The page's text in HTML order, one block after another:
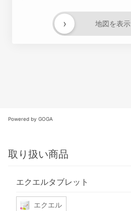
地図を表示
›
Powered by GOGA
取り扱い商品
エクエルタブレット
エクエル